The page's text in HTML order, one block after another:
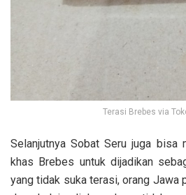
Terasi Brebes via
Selanjutnya Sobat Seru juga bisa
khas Brebes untuk dijadikan
yang tidak suka terasi, orang Jawa